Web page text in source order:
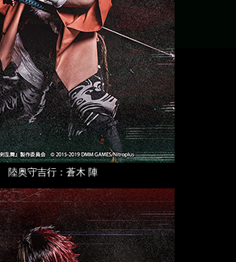
陸奥守吉行：蒼木 陣